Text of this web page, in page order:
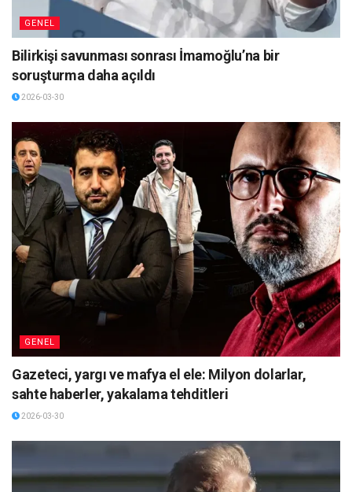
GENEL
Bilirkişi savunması sonrası İmamoğlu’na bir
soruşturma daha açıldı
2026-03-30
GENEL
Gazeteci, yargı ve mafya el ele: Milyon dolarlar,
sahte haberler, yakalama tehditleri
2026-03-30